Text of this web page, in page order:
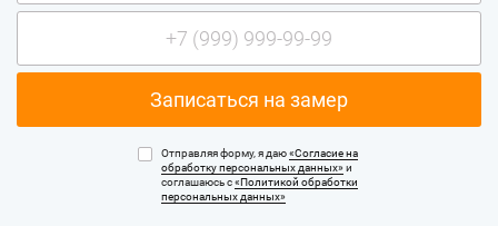
Отправляя форму, я даю«Согласие на
обработку персональных данных» и
соглашаюсь с«Политикой обработки
персональных данных»